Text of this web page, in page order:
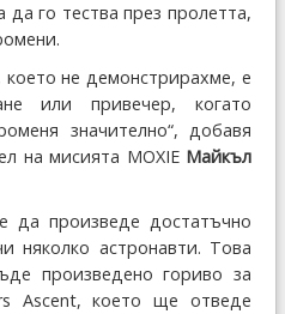
го тества през пролетта,
не демонстрирахме, е
или привечер, когато
значително“, добавя
на мисията MOXIE Майкъл
да произведе достатъчно
няколко астронавти. Това
произведено гориво за
Ascent, което ще отведе